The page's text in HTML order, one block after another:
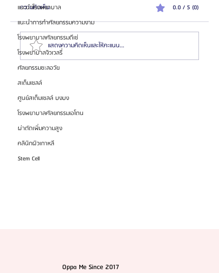
แนะนำโรงพยาบาล
แนะนำการทำศัลยกรรมความงาม
โรงพยาบาลศัลยกรรมดีเซ่
โรงพยาบาลจิวเวลรี่
ศัลยกรรมชะลอวัย
สเต็มเซลล์
ศูนย์สเต็มเซลล์ บงบง
โรงพยาบาลศัลยกรรมเอโตน
ผ่าตัดเพิ่มความสูง
คลินิกผิวเกาหลี
Stem Cell
HemaPure โปรแกรมฟอกเลือดเกาหลี ฟื้นฟูเซลล์และ
สุขภาพลึก
ความคิดเห็น 0.0 / 5 (0)
แสดงความคิดเห็นและให้คะแนน...
Oppa Me Since 2017